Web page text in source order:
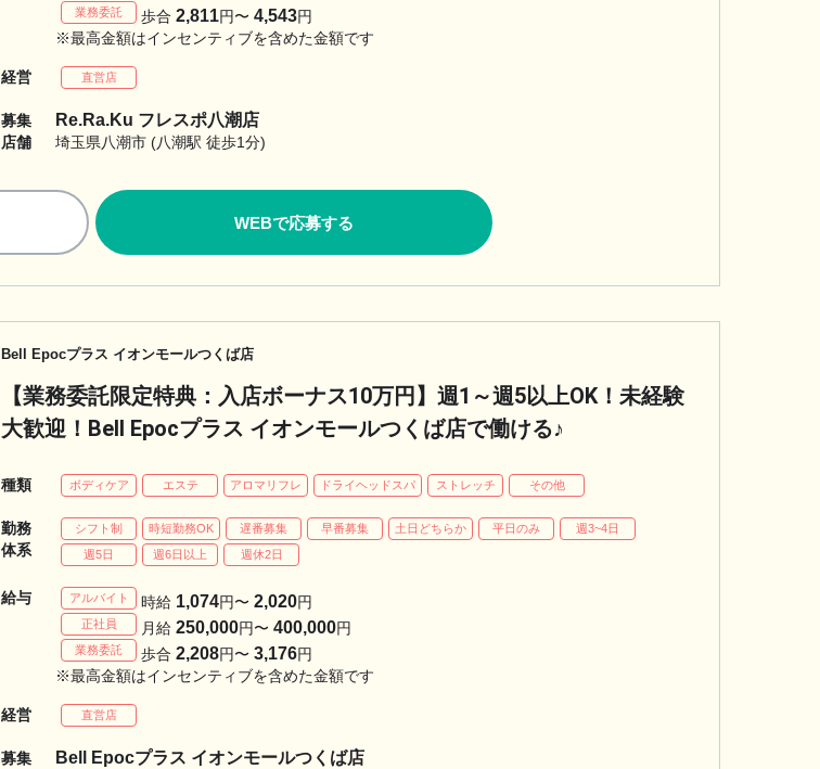
業務委託 歩合2,811円〜4,543円
※最高金額はインセンティブを含めた金額です
経営 直営店
募集
店舗
Re.Ra.Ku フレスポ八潮店
埼玉県八潮市 (八潮駅 徒歩1分)
WEBで応募する
Bell Epocプラス イオンモールつくば店
【業務委託限定特典：入店ボーナス10万円】週1～週5以上OK！未経験
大歓迎！Bell Epocプラス イオンモールつくば店で働ける♪
種類 ボディケア エステ アロマリフレ ドライヘッドスパ ストレッチ その他
勤務
体系
シフト制 時短勤務OK 遅番募集 早番募集 土日どちらか 平日のみ
週3~4日
週5日
週6日以上 週休2日
給与 アルバイト 時給 1,074円〜2,020円
正社員 月給250,000円〜400,000円
業務委託 歩合2,208円〜3,176円
※最高金額はインセンティブを含めた金額です
経営 直営店
募集
Bell Epocプラス イオンモールつくば店